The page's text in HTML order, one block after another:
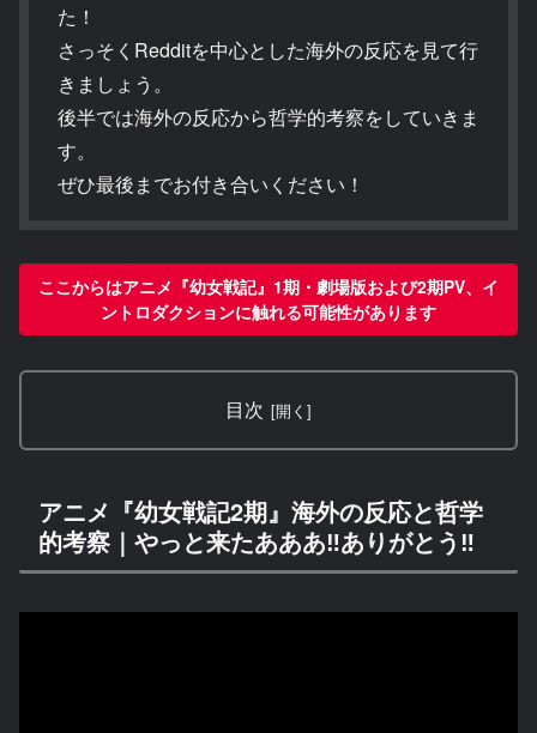
た！
さっそくRedditを中心とした海外の反応を見て行
きましょう。
後半では海外の反応から哲学的考察をしていきま
す。
ぜひ最後までお付き合いください！
ここからはアニメ『幼女戦記』1期・劇場版および2期PV、イ
ントロダクションに触れる可能性があります
目次
アニメ『幼女戦記2期』海外の反応と哲学
的考察｜やっと来たあああ‼ありがとう‼